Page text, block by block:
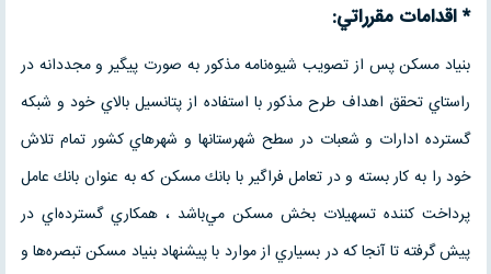
* اقدامات مقرراتي:
بنياد مسكن پس از تصويب شيوه‌نامه مذكور به صورت پيگير و مجددانه در
راستاي تحقق اهداف طرح مذكور با استفاده از پتانسيل بالاي خود و شبكه
گسترده ادارات و شعبات در سطح شهرستانها و شهرهاي كشور تمام تلاش
خود را به كار بسته و در تعامل فراگير با بانك مسكن كه به عنوان بانك عامل
پرداخت كننده تسهيلات بخش مسكن مي‌باشد ، همكاري گسترده‌اي در
پيش گرفته تا آنجا كه در بسياري از موارد با پيشنهاد بنياد مسكن تبصره‌ها و